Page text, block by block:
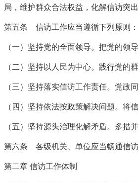
局，维护群众合法权益，化解信访突
第五条 信访工作应当遵循下列原则：
（一）坚持党的全面领导。把党的领
（二）坚持以人民为中心。践行党的
（三）坚持落实信访工作责任。党政
（四）坚持依法按政策解决问题。将
（五）坚持源头治理化解矛盾。多措
第六条 各级机关、单位应当畅通信访
第二章 信访工作体制